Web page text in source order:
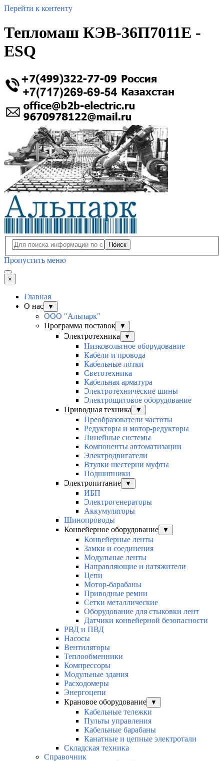
Перейти к контенту
Тепломаш КЭВ-36П7011E -
ESQ
Поиск
Пропустить меню
×
Главная
О нас
▼
ООО "Альпарк"
Программа поставок
▼
Электротехника ▼
Низковольтное оборудование
Кабели и провода
Кабельные лотки
Светотехника
Кабельная арматура
Электротехнические шины
Электрощитовое оборудование
Приводная техника
▼
Преобразователи частоты
Редукторы и мотор-редукторы
Линейные системы
Компоненты автоматизации
Электродвигатели
Втулки шестерни муфты
Подшипники
Электропитание
▼
ИБП
Электрогенераторы
Аккумуляторы
Шинопроводы
Конвейерное оборудование
▼
Конвейерные ленты
Замки и соединения
Модульные ленты
Направляющие и натяжители
Цепи
Мотор-барабаны
Приводные ремни
Сетки металлические
Оборудование для стыковки лент
Датчики конвейерной безопасности
РВД и ПВД
Насосы
Вентиляторы
Теплообменники
Компрессоры
Модульные здания
Расходомеры
Энергоцепи
Крановое оборудование
▼
Кабельные тележки
Пульты управления
Кабельные барабаны
Канатные и цепные электротали
Складская техника
Справочник